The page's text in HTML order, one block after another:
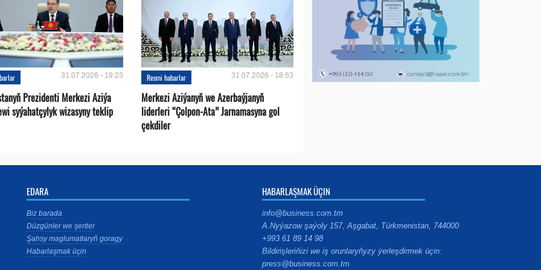
31.07.2026 - 19:23
Prezidenti Merkezi Aziýa
syýahatçylyk wizasyny teklip
Resmi habarlar 31.07.2026 - 18:53
Merkezi Aziýanyň we Azerbaýjanyň
liderleri “Çolpon-Ata” Jarnamasyna gol
çekdiler
EDARA
Biz barada
Düzgünler we şertler
Şahsy maglumatlaryň goragy
Habarlaşmak üçin
HABARLAŞMAK ÜÇIN
info@business.com.tm
A.Nyýazow şaýoly 157, Aşgabat, Türkmenistan, 744000
+993 61 89 14 98
Bildirişleriňizi we iş orunlaryňyzy ýerleşdirmek üçin:
press@business.com.tm